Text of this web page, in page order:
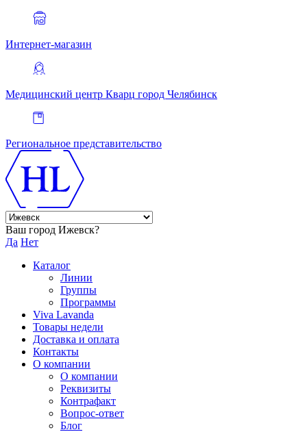
Интернет-магазин
Медицинский центр Кварц город Челябинск
Региональное представительство
Ваш город Ижевск?
Да Нет
Каталог
Линии
Группы
Программы
Viva Lavanda
Товары недели
Доставка и оплата
Контакты
О компании
О компании
Реквизиты
Контрафакт
Вопрос-ответ
Блог